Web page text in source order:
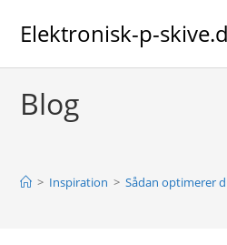
Elektronisk-p-
Blog
> Inspiration > Sådan optimerer